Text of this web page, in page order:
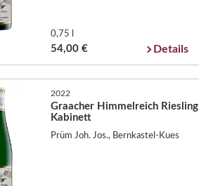
0,75 l
54,00 € Details
2022
Graacher Himmelreich Riesling
Kabinett
Prüm Joh. Jos., Bernkastel-Kues